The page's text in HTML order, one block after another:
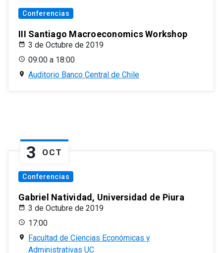
Conferencias
III Santiago Macroeconomics Workshop
3 de Octubre de 2019
09:00 a 18:00
Auditorio Banco Central de Chile
3 OCT
Conferencias
Gabriel Natividad, Universidad de Piura
3 de Octubre de 2019
17:00
Facultad de Ciencias Económicas y
Administrativas UC